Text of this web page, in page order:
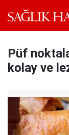
Püf
kolay ve